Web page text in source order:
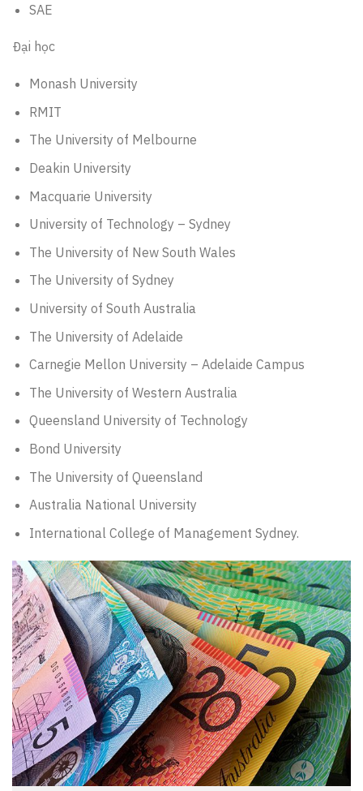
SAE
Đại học
Monash University
RMIT
The University of Melbourne
Deakin University
Macquarie University
University of Technology – Sydney
The University of New South Wales
The University of Sydney
University of South Australia
The University of Adelaide
Carnegie Mellon University – Adelaide Campus
The University of Western Australia
Queensland University of Technology
Bond University
The University of Queensland
Australia National University
International College of Management Sydney.